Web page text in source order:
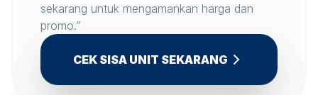
sekarang untuk mengamankan harga dan
promo.”
CEK SISA UNIT SEKARANG